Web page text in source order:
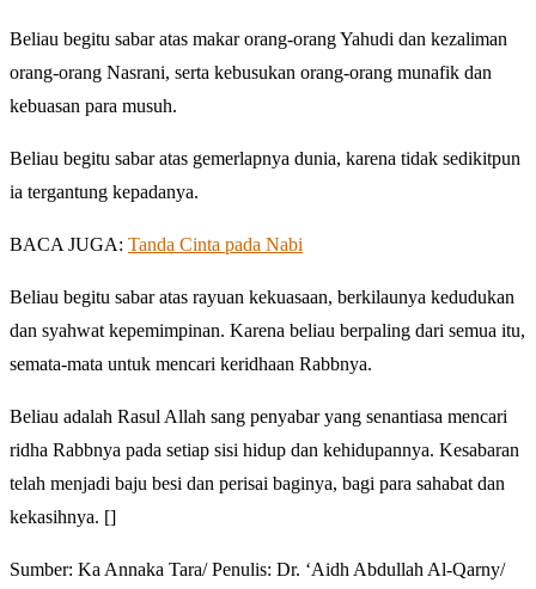
Beliau begitu sabar atas makar orang-orang Yahudi dan kezaliman
orang-orang Nasrani, serta kebusukan orang-orang munafik dan
kebuasan para musuh.
Beliau begitu sabar atas gemerlapnya dunia, karena tidak sedikitpun
ia tergantung kepadanya.
BACA JUGA: Tanda Cinta pada Nabi
Beliau begitu sabar atas rayuan kekuasaan, berkilaunya kedudukan
dan syahwat kepemimpinan. Karena beliau berpaling dari semua itu,
semata-mata untuk mencari keridhaan Rabbnya.
Beliau adalah Rasul Allah sang penyabar yang senantiasa mencari
ridha Rabbnya pada setiap sisi hidup dan kehidupannya. Kesabaran
telah menjadi baju besi dan perisai baginya, bagi para sahabat dan
kekasihnya. []
Sumber: Ka Annaka Tara/ Penulis: Dr. ‘Aidh Abdullah Al-Qarny/